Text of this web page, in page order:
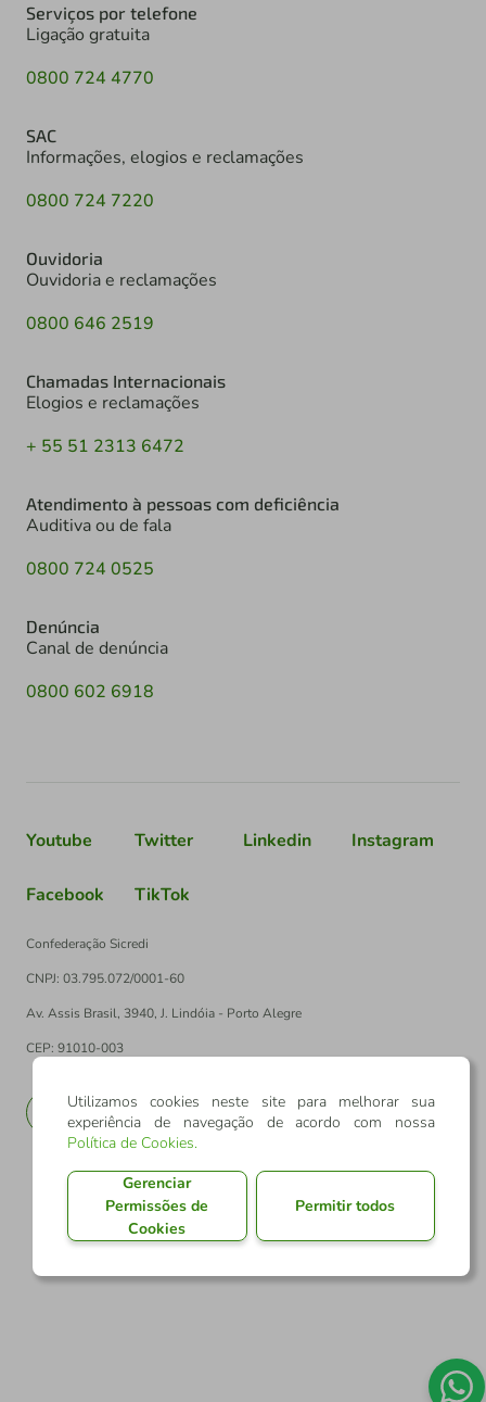
Serviços por telefone
Ligação gratuita
0800 724 4770
SAC
Informações, elogios e reclamações
0800 724 7220
Ouvidoria
Ouvidoria e reclamações
0800 646 2519
Chamadas Internacionais
Elogios e reclamações
+ 55 51 2313 6472
Atendimento à pessoas com deficiência
Auditiva ou de fala
0800 724 0525
Denúncia
Canal de denúncia
0800 602 6918
Youtube Twitter Linkedin Instagram
Facebook TikTok
Confederação Sicredi
CNPJ: 03.795.072/0001-60
Av. Assis Brasil, 3940, J. Lindóia - Porto Alegre
CEP: 91010-003
EN
Utilizamos cookies neste site para melhorar sua
experiência de navegação de acordo com nossa
Política de Cookies.
Gerenciar
Permissões de
Cookies
Permitir todos